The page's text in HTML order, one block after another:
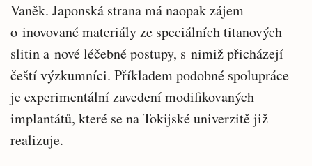
Vaněk. Japonská strana má naopak zájem
o inovované materiály ze speciálních titanových
slitin a nové léčebné postupy, s nimiž přicházejí
čeští výzkumníci. Příkladem podobné spolupráce
je experimentální zavedení modifikovaných
implantátů, které se na Tokijské univerzitě již
realizuje.